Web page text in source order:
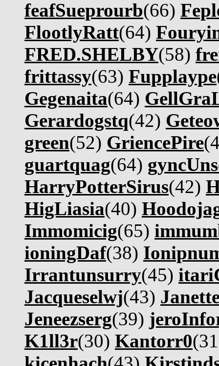
feafSueprourb(66)
FlootlyRatt(64)
FRED.SHELBY(58)
frittassy(63) Fupplaype
Gegenaita(64)
Gerardogstq(42)
green(52) GriencePire
guartquag(64)
HarryPotterSirus(42)
HigLiasia(40)
Immomicig(65)
ioningDaf(38)
Irrantunsurry(45)
Jacqueselwj(43)
Jeneezserg(39)
K1ll3r(30) Kantorr0